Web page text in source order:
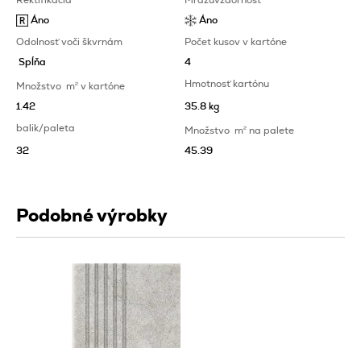
Áno Áno
Odolnosť voči škvrnám
Spĺňa
Počet kusov v kartóne
4
Množstvo m2 v kartóne
1.42
Hmotnosť kartónu
35.8 kg
balik/paleta
32
Množstvom2 na palete
45.39
Podobné výrobky